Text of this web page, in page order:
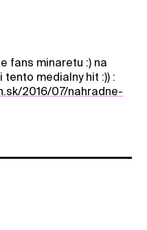
fans minaretu :) na
tento medialny hit :)) :
2016/07/nahradne-